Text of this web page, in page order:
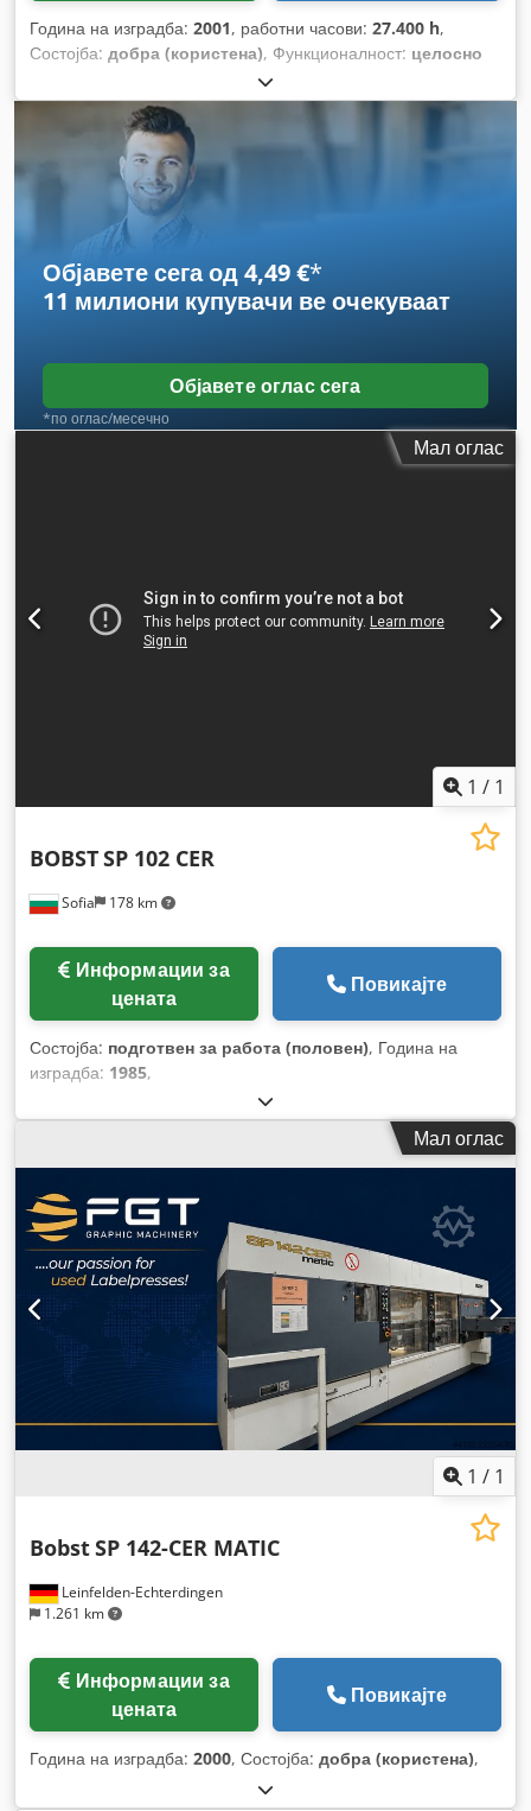
Година на изградба: 2001, работни часови: 27.400 h,
Состојба: добра (користена), Функционалност: целосно
Објавете сега од 4,49 €*
11 милиони купувачи ве очекуваат
Објавете оглас сега
*по оглас/месечно
Мал оглас
1 / 1
Sofia 178 km
BOBSTSP 102 CER
цената
Повикајте
Состојба: подготвен за работа (половен), Година на
изградба: 1985,
Мал оглас
1 / 1
Leinfelden-Echterdingen
1.261 km
BobstSP 142-CER MATIC
цената
Повикајте
Година на изградба: 2000, Состојба: добра (користена),